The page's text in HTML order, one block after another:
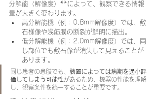
分解能（解像度）**によって、観察できる情報
量が大きく変わります。
高分解能機（例：0.8mm解像度）では、敷
石様像や浅筋膜の断裂が鮮明に描出。
低分解能機（例：2.0mm解像度）では、同
じ部位でも敷石像が消失して見えることが
あります。
同じ患者の患肢でも、 装置によっては病期を過小評
価してしまう可能性があるため、機器の性能を理解
し、観察条件を統一することが重要です。